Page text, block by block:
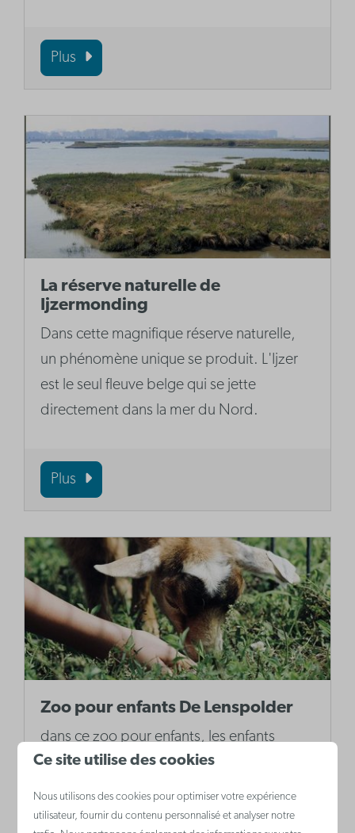
Plus
La réserve naturelle de
Ijzermonding
Dans cette magnifique réserve naturelle,
un phénomène unique se produit. L'Ijzer
est le seul fleuve belge qui se jette
directement dans la mer du Nord.
Plus
Zoo pour enfants De Lenspolder
dans ce zoo pour enfants, les enfants
peuvent entrer en contact avec la vraie vie
à la ferme. Ils peuvent y découvrir les
produits agricoles et les transformer eux-
Ce site utilise des cookies
Nous utilisons des cookies pour optimiser votre expérience
utilisateur, fournir du contenu personnalisé et analyser notre